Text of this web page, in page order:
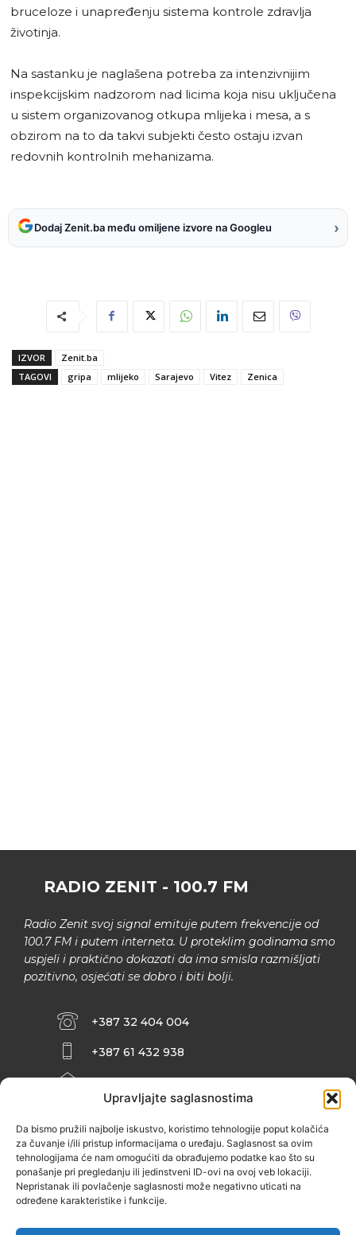
Upravljajte saglasnostima
Da bismo pružili najbolje iskustvo, koristimo tehnologije poput kolačića
za čuvanje i/ili pristup informacijama o uređaju. Saglasnost sa ovim
tehnologijama će nam omogućiti da obrađujemo podatke kao što su
ponašanje pri pregledanju ili jedinstveni ID-ovi na ovoj veb lokaciji.
Nepristanak ili povlačenje saglasnosti može negativno uticati na
određene karakteristike i funkcije.
bruceloze i unapređenju sistema kontrole zdravlja
životinja.
Na sastanku je naglašena potreba za intenzivnijim
inspekcijskim nadzorom nad licima koja nisu uključena
u sistem organizovanog otkupa mlijeka i mesa, a s
obzirom na to da takvi subjekti često ostaju izvan
redovnih kontrolnih mehanizama.
Dodaj Zenit.ba među omiljene izvore na Googleu ›
IZVOR
Zenit.ba
TAGOVI
gripa mlijeko Sarajevo Vitez Zenica
RADIO ZENIT - 100.7 FM
Radio Zenit svoj signal emituje putem frekvencije od
100.7 FM i putem interneta. U proteklim godinama smo
uspjeli i praktično dokazati da ima smisla razmišljati
pozitivno, osjećati se dobro i biti bolji.
+387 32 404 004
+387 61 432 938
INFO@ZENIT.BA
ZENIČANKA, 3. SPRAT), 72000 ZENICA